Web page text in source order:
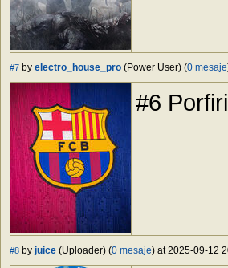
#7 by electro_house_pro (Power User) (0 mesaje
#6
#8 by juice (Uploader) (0 mesaje) at 2025-09-12